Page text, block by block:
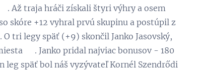
Až traja hráči získali štyri výhry a osem
skóre +12 vyhral prvú skupinu a postúpil z
tri legy späť (+9) skončil Janko Jasovský,
😃. Janko pridal najviac bonusov - 180
leg späť bol náš vyzývateľ Kornél Szendrődi